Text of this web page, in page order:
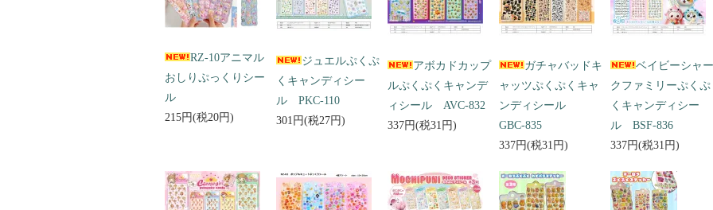
RZ-10アニマル
おしりぷっくりシー
ル
215円(税20円)
ジュエルぷくぷ
くキャンディシー
ル PKC-110
301円(税27円)
アボカドカップ
ルぷくぷくキャンデ
ィシール AVC-832
337円(税31円)
ガチャバッドキ
ャッツぷくぷくキャ
ンディシール
GBC-835
337円(税31円)
ベイビーシャー
クファミリーぷくぷ
くキャンディシー
ル BSF-836
337円(税31円)